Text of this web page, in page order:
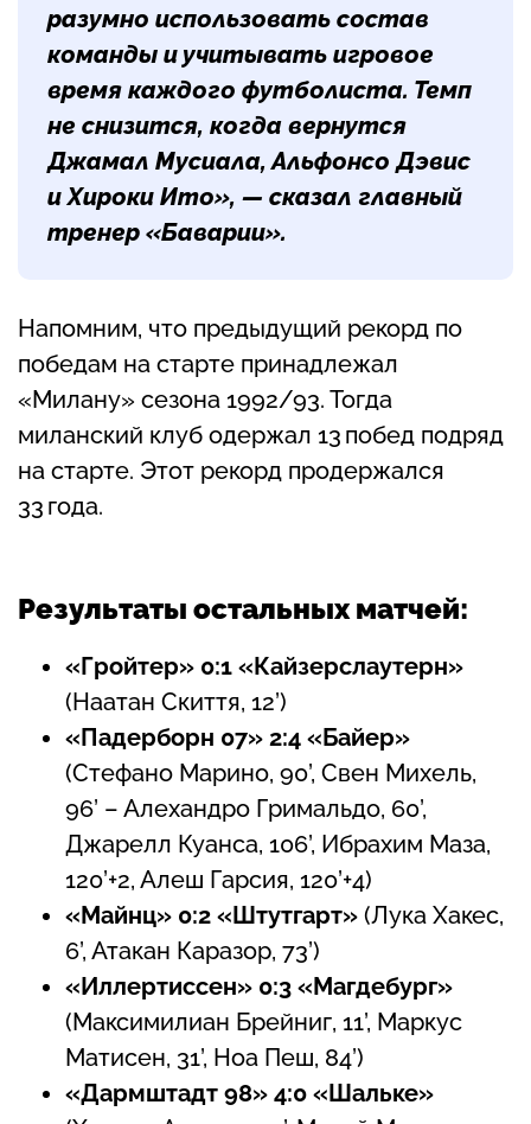
разумно использовать состав
команды и учитывать игровое
время каждого футболиста. Темп
не снизится, когда вернутся
Джамал Мусиала, Альфонсо Дэвис
и Хироки Ито», — сказал главный
тренер «Баварии».
Напомним, что предыдущий рекорд по
победам на старте принадлежал
«Милану» сезона 1992/93. Тогда
миланский клуб одержал 13 побед подряд
на старте. Этот рекорд продержался
33 года.
Результаты остальных матчей:
«Гройтер» 0:1 «Кайзерслаутерн»
(Наатан Скиття, 12’)
«Падерборн 07» 2:4 «Байер»
(Стефано Марино, 90’, Свен Михель,
96’ – Алехандро Гримальдо, 60’,
Джарелл Куанса, 106’, Ибрахим Маза,
120’+2, Алеш Гарсия, 120’+4)
«Майнц» 0:2 «Штутгарт» (Лука Хакес,
6’, Атакан Каразор, 73’)
«Иллертиссен» 0:3 «Магдебург»
(Максимилиан Брейниг, 11’, Маркус
Матисен, 31’, Ноа Пеш, 84’)
«Дармштадт 98» 4:0 «Шальке»